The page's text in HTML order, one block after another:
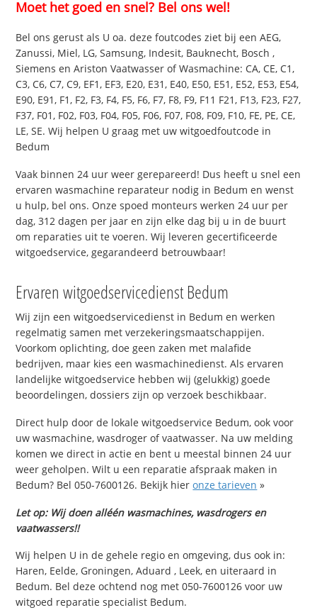
Moet het goed en snel? Bel ons wel!
Bel ons gerust als U oa. deze foutcodes ziet bij een AEG,
Zanussi, Miel, LG, Samsung, Indesit, Bauknecht, Bosch ,
Siemens en Ariston Vaatwasser of Wasmachine: CA, CE, C1,
C3, C6, C7, C9, EF1, EF3, E20, E31, E40, E50, E51, E52, E53, E54,
E90, E91, F1, F2, F3, F4, F5, F6, F7, F8, F9, F11 F21, F13, F23, F27,
F37, F01, F02, F03, F04, F05, F06, F07, F08, F09, F10, FE, PE, CE,
LE, SE. Wij helpen U graag met uw witgoedfoutcode in
Bedum
Vaak binnen 24 uur weer gerepareerd! Dus heeft u snel een
ervaren wasmachine reparateur nodig in Bedum en wenst
u hulp, bel ons. Onze spoed monteurs werken 24 uur per
dag, 312 dagen per jaar en zijn elke dag bij u in de buurt
om reparaties uit te voeren. Wij leveren gecertificeerde
witgoedservice, gegarandeerd betrouwbaar!
Ervaren witgoedservicedienst Bedum
Wij zijn een witgoedservicedienst in Bedum en werken
regelmatig samen met verzekeringsmaatschappijen.
Voorkom oplichting, doe geen zaken met malafide
bedrijven, maar kies een wasmachinedienst. Als ervaren
landelijke witgoedservice hebben wij (gelukkig) goede
beoordelingen, dossiers zijn op verzoek beschikbaar.
Direct hulp door de lokale witgoedservice Bedum, ook voor
uw wasmachine, wasdroger of vaatwasser. Na uw melding
komen we direct in actie en bent u meestal binnen 24 uur
weer geholpen. Wilt u een reparatie afspraak maken in
Bedum? Bel 050-7600126. Bekijk hieronze tarieven »
Let op: Wij doen alléén wasmachines, wasdrogers en
vaatwassers!!
Wij helpen U in de gehele regio en omgeving, dus ook in:
Haren, Eelde, Groningen, Aduard , Leek, en uiteraard in
Bedum. Bel deze ochtend nog met 050-7600126 voor uw
witgoed reparatie specialist Bedum.